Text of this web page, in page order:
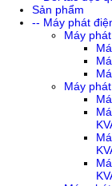
Sản phẩm
-- Máy phát
Máy
Máy